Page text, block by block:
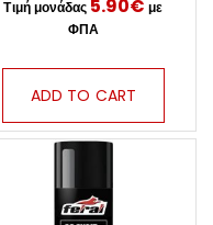
5.90€
ADD TO CART